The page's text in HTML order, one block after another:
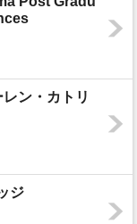
ン・カトリ
ジ